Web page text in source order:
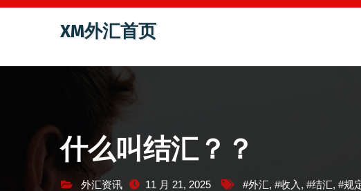
跳
容
XM外汇首页
什么叫结汇？？
外汇资讯 11 月 21, 2025 #外汇, #收入 , #结汇, #规